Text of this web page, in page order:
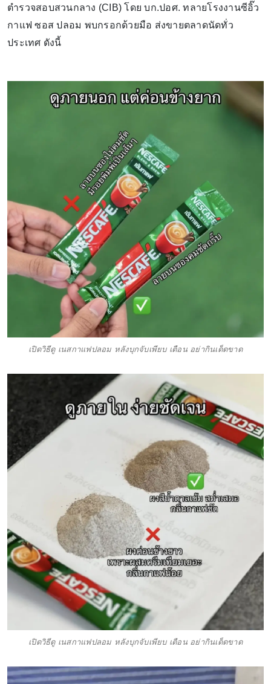
ตำรวจสอบสวนกลาง (CIB) โดย บก.ปอศ. ทลายโรงงานซีอิ๊ว
กาแฟ ซอส ปลอม พบกรอกด้วยมือ ส่งขายตลาดนัดทั่ว
ประเทศ ดังนี้
เปิดวิธีดู เนสกาแฟปลอม หลังบุกจับเพียบ เตือน อย่ากินเด็ดขาด
เปิดวิธีดู เนสกาแฟปลอม หลังบุกจับเพียบ เตือน อย่ากินเด็ดขาด